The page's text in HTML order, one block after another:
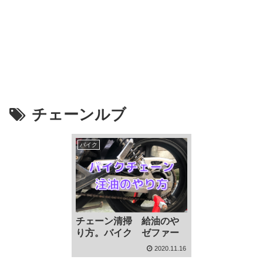
チェーンルブ
バイク
チェーン清掃 給油のや
り方。バイク ゼファー
2020.11.16